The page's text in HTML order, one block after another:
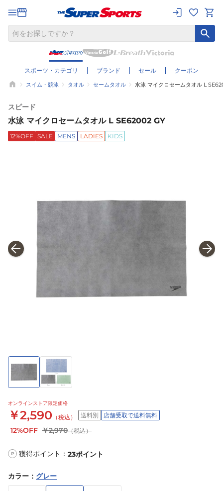
スポーツ・カテゴリ ブランド セール クーポン
スイム・競泳 タオル セームタオル 水泳 マイクロセームタオル L
スピード
水泳 マイクロセームタオル L SE62002 GY
12%OFF SALE MENS LADIES KIDS
オンラインストア限定価格
￥2,590 （税込） 送料別 店舗受取で送料無料
12%OFF ￥2,970（税込）
P 獲得ポイント： 23ポイント
カラー ： グレー